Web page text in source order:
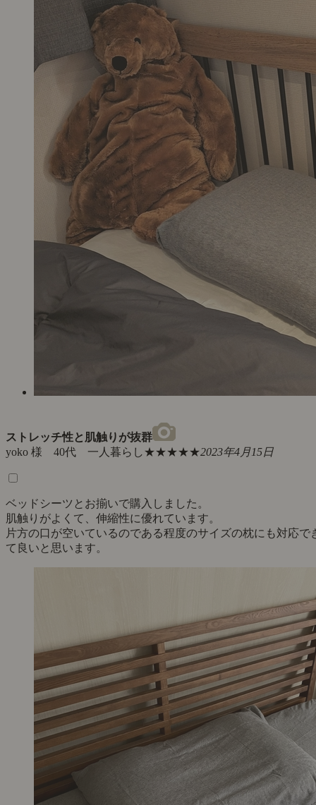
ストレッチ性と肌触りが抜群
yoko 様 40代 一人暮らし★★★★★2023年4月15日
ベッドシーツとお揃いで購入しました。
肌触りがよくて、伸縮性に優れています。
片方の口が空いているのである程度のサイズの枕にも対応で
て良いと思います。